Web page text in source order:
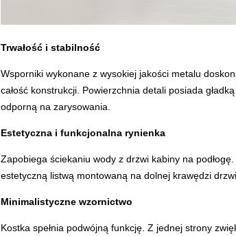
Trwałość i stabilność
Wsporniki wykonane z wysokiej jakości metalu
całość konstrukcji. Powierzchnia detali posiada
odporną na zarysowania.
Estetyczna i funkcjonalna rynienka
Zapobiega ściekaniu wody z drzwi kabiny na
estetyczną listwą montowaną na dolnej krawędzi
Minimalistyczne wzornictwo
Kostka spełnia podwójną funkcję. Z jednej strony